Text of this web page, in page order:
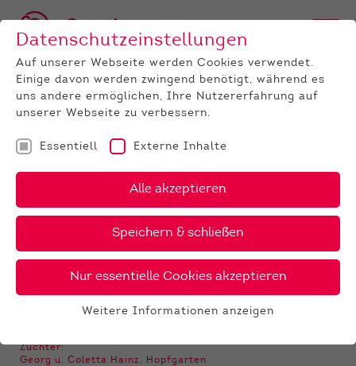
BULLEN Veyron
VEYRON 18 €
Züchter:
Georg u. Coletta Hainz, Hopfgarten
Datenschutzeinstellungen
Auf unserer Webseite werden Cookies verwendet.
Einige davon werden zwingend benötigt, während es
uns andere ermöglichen, Ihre Nutzererfahrung auf
unserer Webseite zu verbessern.
Essentiell Externe Inhalte
Alle akzeptieren
Speichern & schließen
Nur essentielle Cookies akzeptieren
Funktionen der Webseite benötigt. Dadurch ist
Weitere Informationen anzeigen